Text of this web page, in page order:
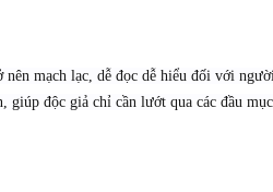
mạch lạc, dễ đọc dễ hiểu đối với
độc giả chỉ cần lướt qua các đầu